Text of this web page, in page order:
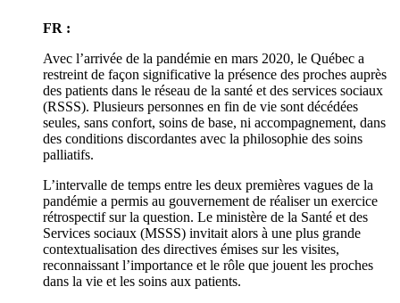
FR :
Avec l’arrivée de la pandémie en mars 2020, le Québec a
restreint de façon significative la présence des proches auprès
des patients dans le réseau de la santé et des services sociaux
(RSSS). Plusieurs personnes en fin de vie sont décédées
seules, sans confort, soins de base, ni accompagnement, dans
des conditions discordantes avec la philosophie des soins
palliatifs.
L’intervalle de temps entre les deux premières vagues de la
pandémie a permis au gouvernement de réaliser un exercice
rétrospectif sur la question. Le ministère de la Santé et des
Services sociaux (MSSS) invitait alors à une plus grande
contextualisation des directives émises sur les visites,
reconnaissant l’importance et le rôle que jouent les proches
dans la vie et les soins aux patients.